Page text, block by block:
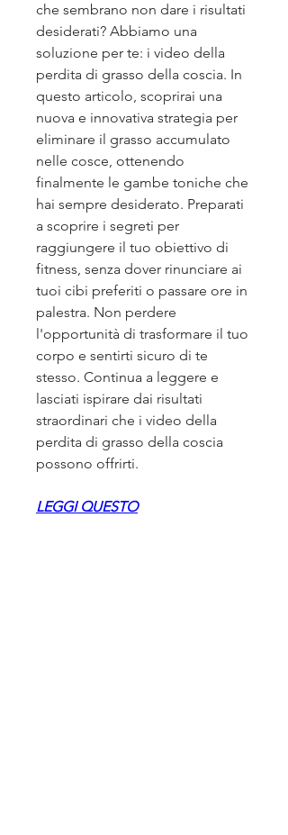
che sembrano non dare i risultati
desiderati? Abbiamo una
soluzione per te: i video della
perdita di grasso della coscia. In
questo articolo, scoprirai una
nuova e innovativa strategia per
eliminare il grasso accumulato
nelle cosce, ottenendo
finalmente le gambe toniche che
hai sempre desiderato. Preparati
a scoprire i segreti per
raggiungere il tuo obiettivo di
fitness, senza dover rinunciare ai
tuoi cibi preferiti o passare ore in
palestra. Non perdere
l'opportunità di trasformare il tuo
corpo e sentirti sicuro di te
stesso. Continua a leggere e
lasciati ispirare dai risultati
straordinari che i video della
perdita di grasso della coscia
possono offrirti.
LEGGI QUESTO